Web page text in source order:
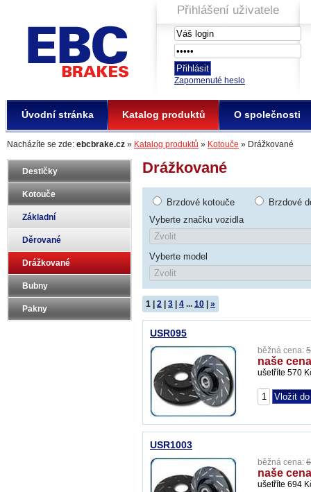
EBC Brakes
Nacházíte se zde: ebcbrake.cz » Katalog produktů » Kotouče » Drážkované
Destičky
Kotouče
Základní
Děrované
Drážkované
Bubny
Pakny
Drážkované
Brzdové kotouče
Brzdové
Vyberte značku vozidla
Vyberte model
1 2 3 4 ... 10 »
USR095
běžná cena:
naše
ušetříte 570
USR1003
běžná cena:
naše
ušetříte 694
Úvodní stránka Katalog produktů O společnosti
Přihlášení uživatele
Zapomenuté heslo